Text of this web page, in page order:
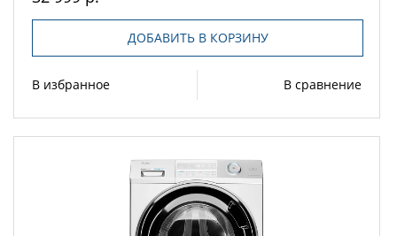
ДОБАВИТЬ В КОРЗИНУ
В избранное В сравнение